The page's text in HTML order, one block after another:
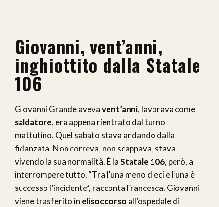
Giovanni, vent’anni,
inghiottito dalla Statale
106
Giovanni Grande avevavent’anni, lavorava come
saldatore, era appena rientrato dal turno
mattutino. Quel sabato stava andando dalla
fidanzata. Non correva, non scappava, stava
vivendo la sua normalità. È laStatale 106, però, a
interrompere tutto. “Tra l’una meno dieci e l’una è
successo l’incidente”, racconta Francesca. Giovanni
viene trasferito in elisoccorso all’ospedale di